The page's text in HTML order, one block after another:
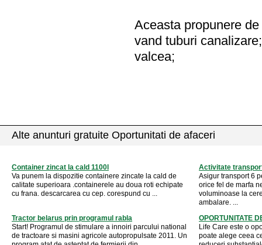
Aceasta propunere
vand tuburi
valcea;
Alte anunturi gratuite Oportunitati de afaceri
Container zincat la cald 1100l
Va punem la dispozitie containere zincate la cald de
calitate superioara .containerele au doua roti echipate
cu frana. descarcarea cu cep. corespund cu ...
Activitate
Asigur transport 6
orice fel de marfa
voluminoase la
ambalare. ...
Tractor belarus prin programul rabla
Start! Programul de stimulare a innoiri parcului national
de tractoare si masini agricole autopropulsate 2011. Un
OPORTUNITATE
Life Care este o
poate alege ceea